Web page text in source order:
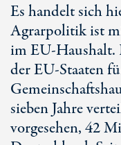
Es handelt sich
Agrarpolitik ist
im EU-Haushalt.
der EU-Staaten
sieben Jahre
vorgesehen, 42